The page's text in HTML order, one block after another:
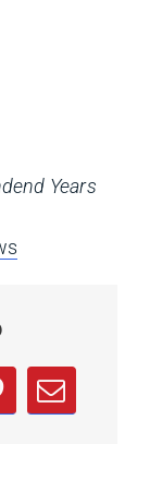
Years
tab)
in a new tab)
in a
Email